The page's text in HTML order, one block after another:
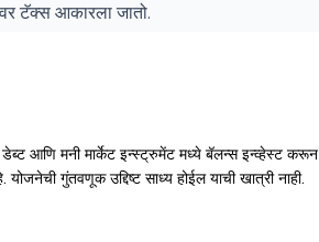
टॅक्स आकारला जातो.
डेब्ट आणि मनी मार्केट इन्स्ट्रुमेंट मध्ये बॅलन्स इन्व्हेस्ट करून
गुंतवणूक उद्दिष्ट साध्य होईल याची खात्री नाही.